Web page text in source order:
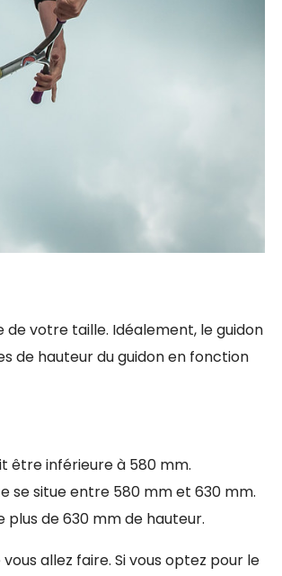
votre taille. Idéalement, le guidon
de hauteur du guidon en fonction
être inférieure à 580 mm.
situe entre 580 mm et 630 mm.
de 630 mm de hauteur.
allez faire. Si vous optez pour le